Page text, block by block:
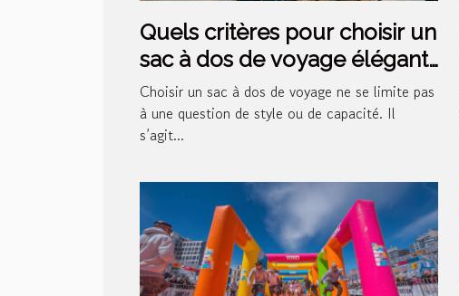
Quels critères pour choisir un
sac à dos de voyage élégant
et pratique ?
Choisir un sac à dos de voyage ne se limite pas
à une question de style ou de capacité. Il
s’agit...